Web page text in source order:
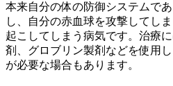
本来自分の体の防御システムで
し、自分の赤血球を攻撃してし
起こしてしまう病気です。治療
剤、グロブリン製剤などを使用
が必要な場合もあります。